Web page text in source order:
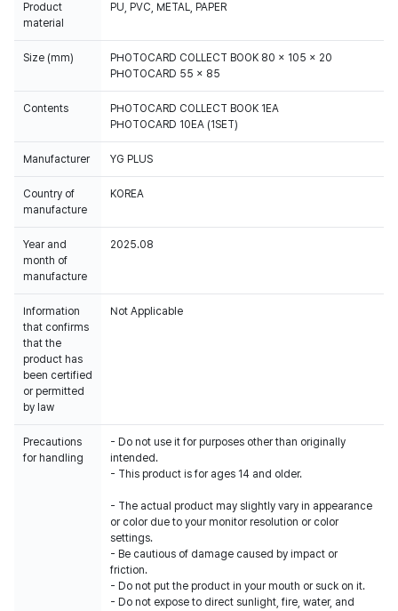
Product
material
PU, PVC, METAL, PAPER
Size (mm)
PHOTOCARD COLLECT BOOK 80 x 105 x 20
PHOTOCARD 55 x 85
Contents
PHOTOCARD COLLECT BOOK 1EA
PHOTOCARD 10EA (1SET)
Manufacturer YG PLUS
Country of
manufacture
KOREA
Year and
month of
manufacture
2025.08
Information
that confirms
that the
product has
been certified
or permitted
by law
Not Applicable
Precautions
for handling
- Do not use it for purposes other than originally
intended.
- This product is for ages 14 and older.
- The actual product may slightly vary in appearance
or color due to your monitor resolution or color
settings.
- Be cautious of damage caused by impact or
friction.
- Do not put the product in your mouth or suck on it.
- Do not expose to direct sunlight, fire, water, and